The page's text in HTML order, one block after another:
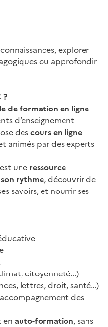
explorer
ou approfondir
?
de formation en ligne
d’enseignement
descours en ligne
animés par des experts
une ressource
rythme, découvrir de
savoirs, et nourrir ses
citoyenneté...)
lettres, droit, santé…)
des
en auto-formation, sans